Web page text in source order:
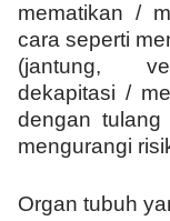
mematikan /
cara seperti
(jantung,
dekapitasi /
dengan
mengurangi
Organ tubuh